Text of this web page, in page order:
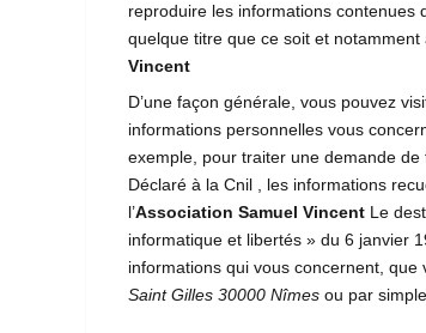
reproduire les informations contenues
quelque titre que ce soit et notamment
Vincent
D’une façon générale, vous pouvez
informations personnelles vous
exemple, pour traiter une demande
Déclaré à la Cnil , les informations
l’Association Samuel VincentLe
informatique et libertés » du 6 janvier
informations qui vous concernent,
Saint Gilles 30000 Nîmesou par